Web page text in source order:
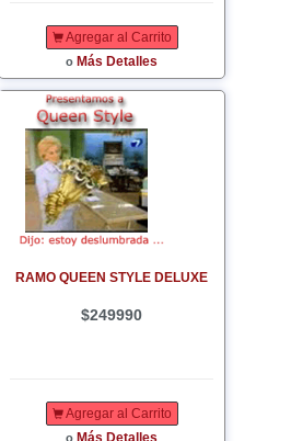
Agregar al Carrito
o Más Detalles
RAMO QUEEN STYLE DELUXE
$249990
Agregar al Carrito
o